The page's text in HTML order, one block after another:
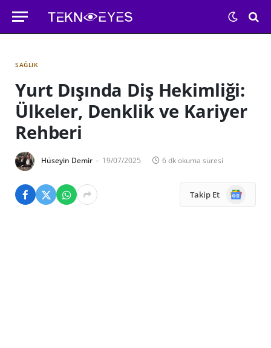
SAĞLIK
Yurt Dışında Diş Hekimliği:
Ülkeler, Denklik ve Kariyer
Rehberi
Hüseyin Demir 19/07/2025 6 dk okuma süresi
Takip Et
Google
News